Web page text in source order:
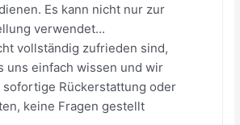
Es kann nicht nur zur
verwendet...
vollständig zufrieden sind,
uns einfach wissen und wir
Rückerstattung oder
keine Fragen gestellt